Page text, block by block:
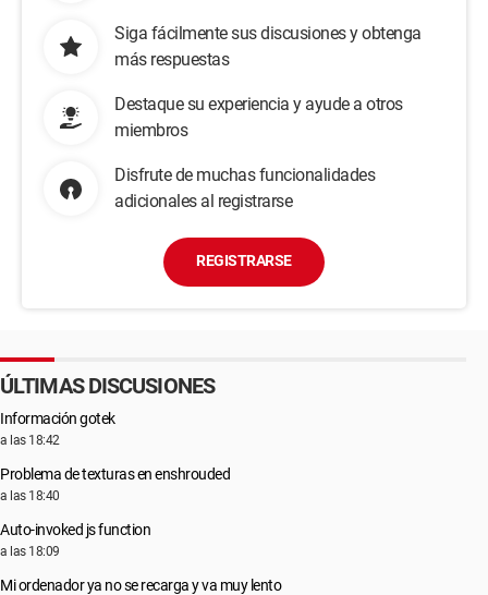
Siga fácilmente sus discusiones y obtenga
más respuestas
Destaque su experiencia y ayude a otros
miembros
Disfrute de muchas funcionalidades
adicionales al registrarse
REGISTRARSE
ÚLTIMAS DISCUSIONES
Información gotek
a las 18:42
Problema de texturas en enshrouded
a las 18:40
Auto-invoked js function
a las 18:09
Mi ordenador ya no se recarga y va muy lento